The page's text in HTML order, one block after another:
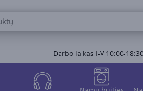
Darbo laikas I-V 10:00-18:30